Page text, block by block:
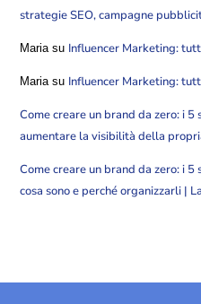
strategie SEO, campagne
Mariasu Influencer Marketing:
Mariasu Influencer Marketing:
Come creare un brand da zero: i
aumentare la visibilità della
Come creare un brand da zero: i
cosa sono e perché organizzarli |